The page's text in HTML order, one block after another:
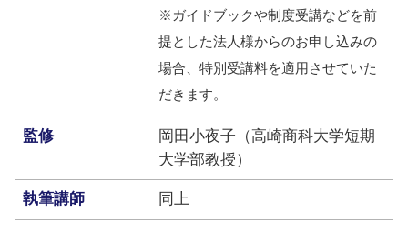
※ガイドブックや制度受講などを前
提とした法人様からのお申し込みの
場合、特別受講料を適用させていた
だきます。
監修
岡田小夜子（高崎商科大学短期
大学部教授）
執筆講師 同上